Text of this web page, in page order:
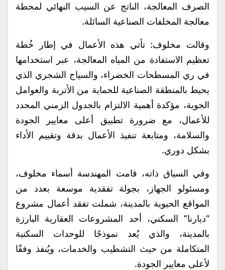
الصرف المعالجة، الناتج عن السيب النهائي لمحطة
معالجة المخلفات الصناعية السائلة.
وقالت مخلوف: تأتي هذه الأعمال في إطار خُطة
تعظيم الاستفادة من المياه المعالجة، عبر استخدامها
في ري المسطحات الخضراء، والسياج الشجري الذي
يحيط بالمنطقة الصناعية للحماية من الأتربة والعوامل
الجوية، مؤكدة أهمية الالتزام بالجدول الزمني المحدد
للأعمال، مع ضرورة تطبيق أعلى معايير الجودة
والسلامة، ومتابعة تنفيذ الأعمال بدقة وتقييم الأداء
بشكل دوري.
وفي السياق ذاته، قامت المهندسة أسماء مخلوف،
ومسئولو الجهاز، بجولة تفقدية موسعة بعدد من
المواقع الحيوية بالمدينة، شملت تفقد أعمال مشروع
“ديارنا” السكني، أحد المشروعات العقارية البارزة
بالمدينة، والذي يُعد نموذجًا للوحدات السكنية
المتكاملة من حيث التشطيب والخدمات، ويُنفذ وفقًا
لأعلى معايير الجودة.